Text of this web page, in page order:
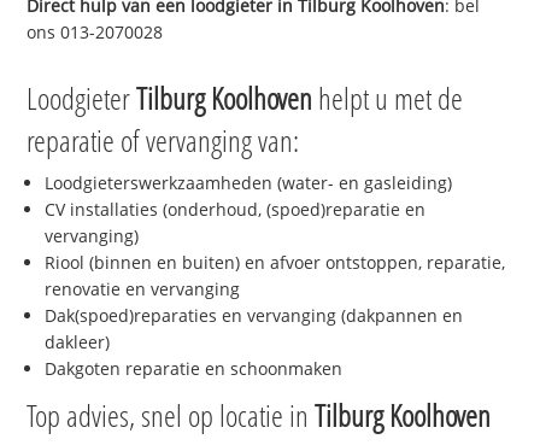
Direct hulp van een loodgieter inTilburg Koolhoven: bel
ons 013-2070028
LoodgieterTilburg Koolhoven helpt u met de
reparatie of vervanging van:
Loodgieterswerkzaamheden (water- en gasleiding)
CV installaties (onderhoud, (spoed)reparatie en
vervanging)
Riool (binnen en buiten) en afvoer ontstoppen, reparatie,
renovatie en vervanging
Dak(spoed)reparaties en vervanging (dakpannen en
dakleer)
Dakgoten reparatie en schoonmaken
Top advies, snel op locatie inTilburg Koolhoven